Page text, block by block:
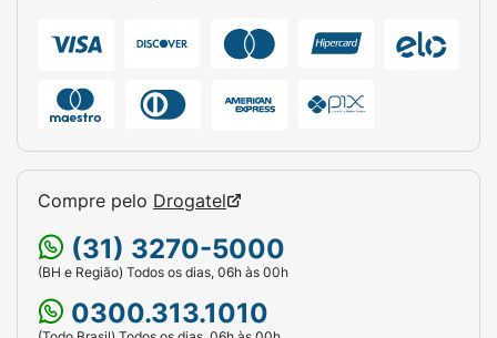
Compre pelo Drogatel
(31) 3270-5000
(BH e Região) Todos os dias, 06h às 00h
0300.313.1010